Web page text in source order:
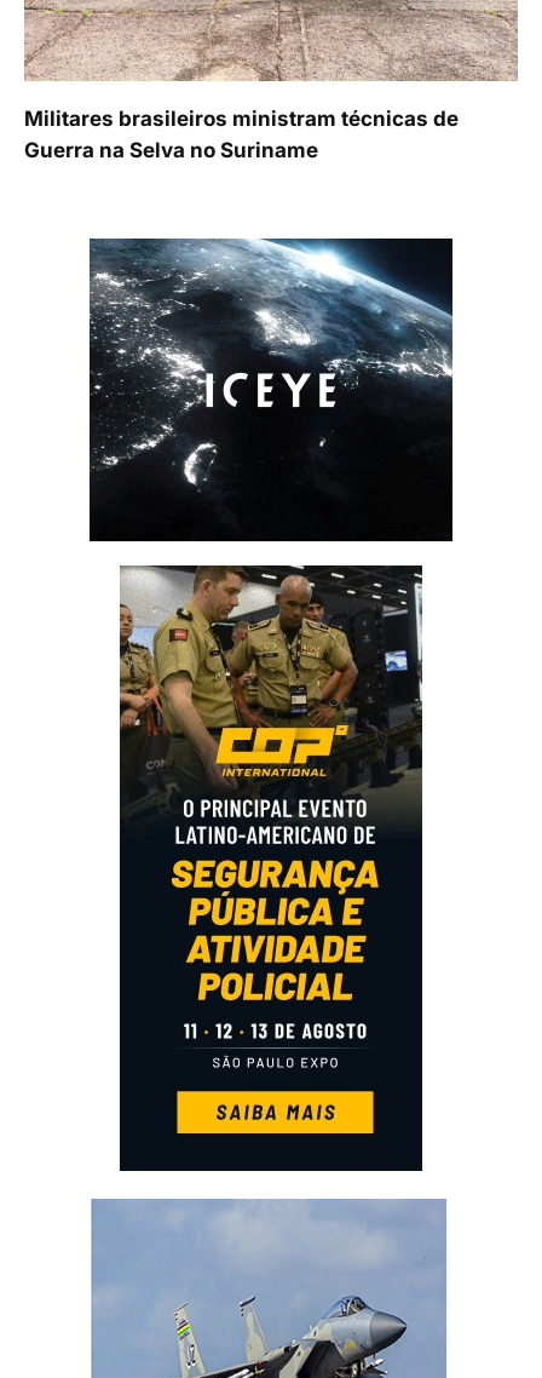
Militares brasileiros ministram técnicas de
Guerra na Selva no Suriname